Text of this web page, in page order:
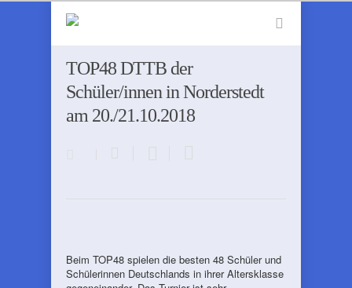
TOP48 DTTB der
Schüler/innen in Norderstedt
am 20./21.10.2018
Beim TOP48 spielen die besten 48 Schüler und
Schülerinnen Deutschlands in ihrer Altersklasse